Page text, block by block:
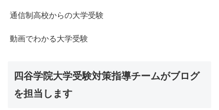
通信制高校からの大学受験
動画でわかる大学受験
四谷学院大学受験対策指導チームがブログ
を担当します